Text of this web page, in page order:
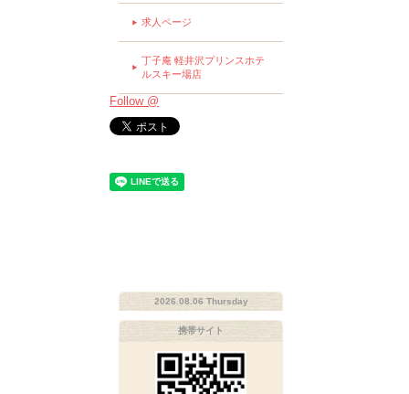
求人ページ
丁子庵 軽井沢プリンスホテ
ルスキー場店
Follow @
2026.08.06 Thursday
携帯サイト